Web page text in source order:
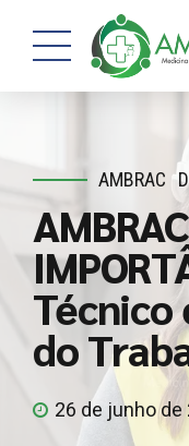
AMBRAC
Técnico
do
26 de junho de